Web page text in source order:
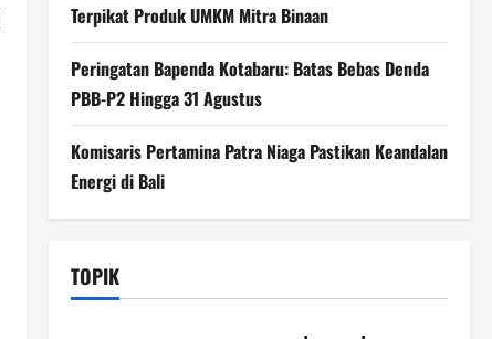
Terpikat Produk UMKM Mitra Binaan
Peringatan Bapenda Kotabaru: Batas Bebas Denda
PBB-P2 Hingga 31 Agustus
Komisaris Pertamina Patra Niaga Pastikan Keandalan
Energi di Bali
TOPIK